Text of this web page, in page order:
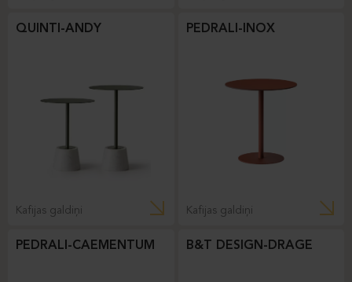
QUINTI-ANDY
Kafijas galdiņi
PEDRALI-INOX
Kafijas galdiņi
PEDRALI-CAEMENTUM B&T DESIGN-DRAGE